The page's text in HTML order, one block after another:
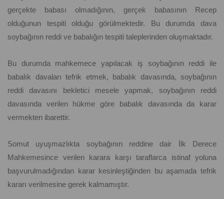
gerçekte babası olmadığının, gerçek babasının Recep
olduğunun tespiti olduğu görülmektedir. Bu durumda dava
soybağının reddi ve babalığın tespiti taleplerinden oluşmaktadır.
Bu durumda mahkemece yapılacak iş soybağının reddi ile
babalık davaları tefrik etmek, babalık davasında, soybağının
reddi davasını bekletici mesele yapmak, soybağının reddi
davasında verilen hükme göre babalık davasında da karar
vermekten ibarettir.
Somut uyuşmazlıkta soybağının reddine dair İlk Derece
Mahkemesince verilen karara karşı taraflarca istinaf yoluna
başvurulmadığından karar kesinleştiğinden bu aşamada tefrik
kararı verilmesine gerek kalmamıştır.